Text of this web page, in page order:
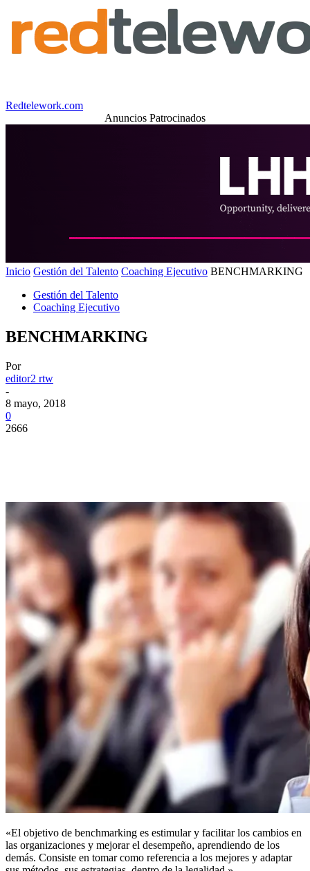
Redtelework.com
Anuncios Patrocinados
Inicio Gestión del Talento Coaching Ejecutivo BENCHMARKING
Gestión del Talento
Coaching Ejecutivo
BENCHMARKING
Por
editor2 rtw
-
8 mayo, 2018
0
2666
«El objetivo de benchmarking es estimular y facilitar los cambios en
las organizaciones y mejorar el desempeño, aprendiendo de los
demás. Consiste en tomar como referencia a los mejores y adaptar